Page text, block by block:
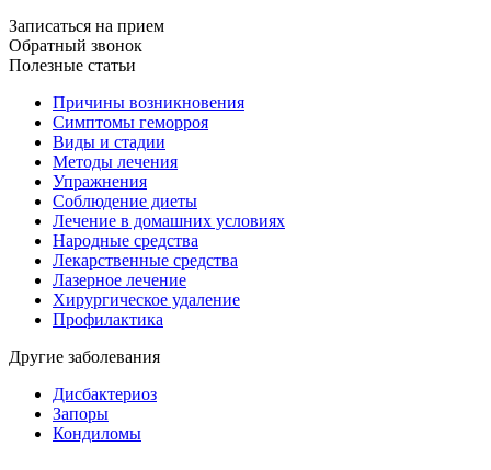
Записаться на прием
Обратный звонок
Полезные статьи
Причины возникновения
Симптомы геморроя
Виды и стадии
Методы лечения
Упражнения
Соблюдение диеты
Лечение в домашних условиях
Народные средства
Лекарственные средства
Лазерное лечение
Хирургическое удаление
Профилактика
Другие заболевания
Дисбактериоз
Запоры
Кондиломы